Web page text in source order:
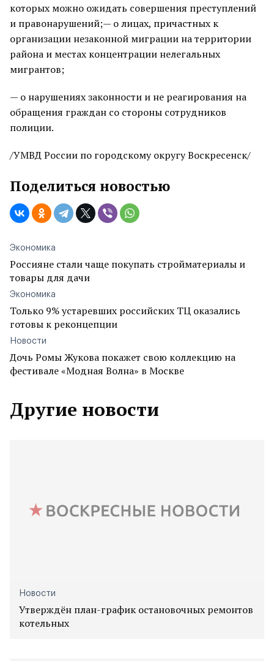
которых можно ожидать совершения преступлений
и правонарушений;— о лицах, причастных к
организации незаконной миграции на территории
района и местах концентрации нелегальных
мигрантов;
— о нарушениях законности и не реагирования на
обращения граждан со стороны сотрудников
полиции.
/УМВД России по городскому округу Воскресенск/
Поделиться новостью
Экономика
Россияне стали чаще покупать стройматериалы и
товары для дачи
Экономика
Только 9% устаревших российских ТЦ оказались
готовы к реконцепции
Новости
Дочь Ромы Жукова покажет свою коллекцию на
фестивале «Модная Волна» в Москве
Другие новости
Новости
Утверждён план-график остановочных ремонтов
котельных